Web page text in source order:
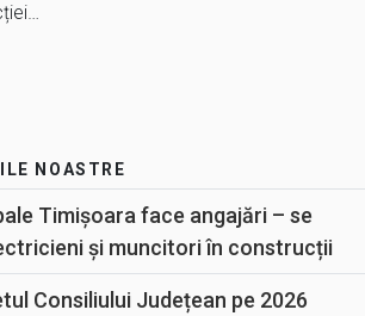
NOASTRE
Timișoara face angajări – se
și muncitori în construcții
Consiliului Județean pe 2026